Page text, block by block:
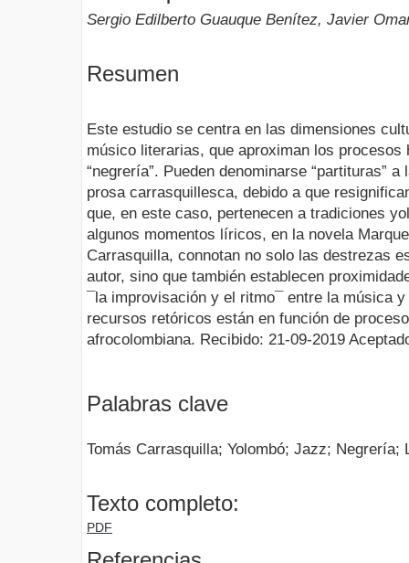
Sergio Edilberto Guauque Benítez, Javier
Resumen
Este estudio se centra en las dimensiones
músico literarias, que aproximan los
“negrería”. Pueden denominarse “partituras”
prosa carrasquillesca, debido a que
que, en este caso, pertenecen a tradiciones
algunos momentos líricos, en la novela
Carrasquilla, connotan no solo las destrezas
autor, sino que también establecen
¯la improvisación y el ritmo¯ entre la música
recursos retóricos están en función de
afrocolombiana. Recibido: 21-09-2019
Palabras clave
Tomás Carrasquilla; Yolombó; Jazz; Negrería;
Texto completo:
PDF